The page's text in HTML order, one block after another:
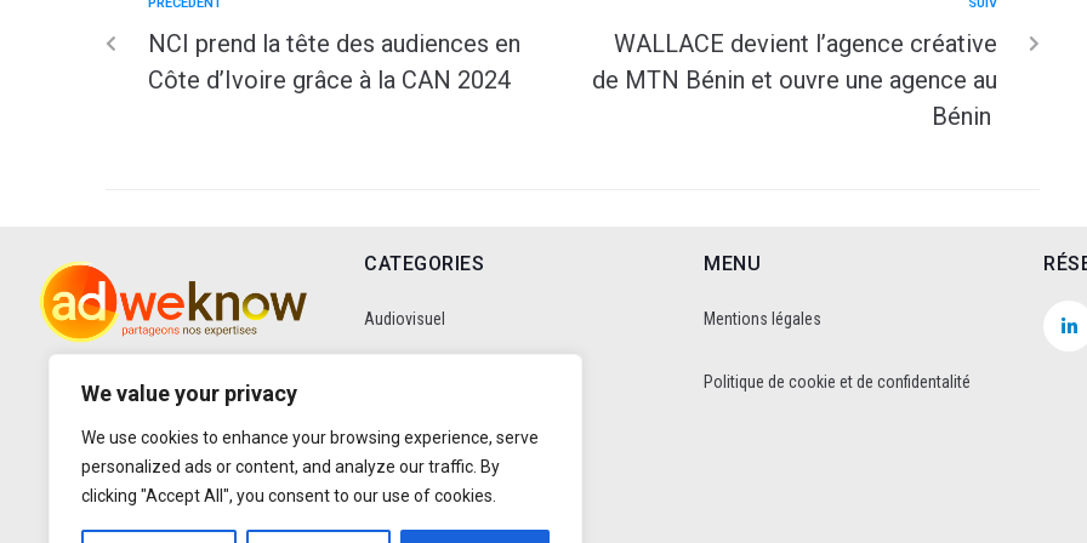
We value your privacy
We use cookies to enhance your browsing experience, serve
personalized ads or content, and analyze our traffic. By
clicking "Accept All", you consent to our use of cookies.
PRÉCÉDENT
NCI prend la tête des audiences en
Côte d’Ivoire grâce à la CAN 2024
SUIV
WALLACE devient l’agence créative
de MTN Bénin et ouvre une agence au
Bénin
CATEGORIES
Audiovisuel
Data
Digital
MENU
Mentions légales
Politique de cookie et de confidentalité